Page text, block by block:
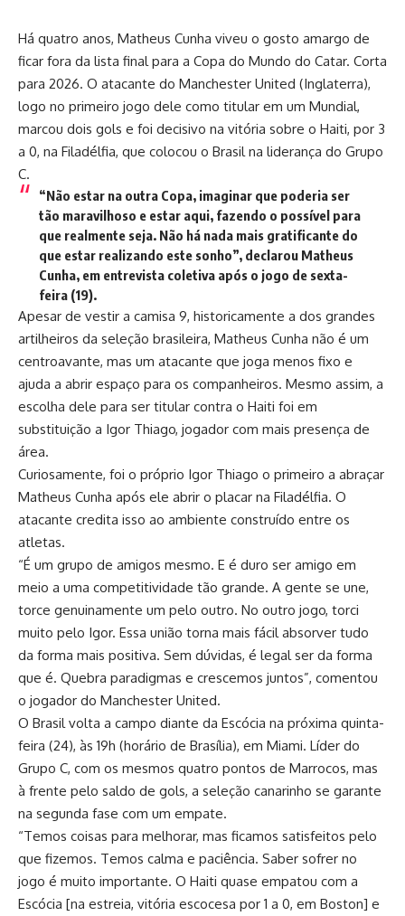
Há quatro anos, Matheus Cunha viveu o gosto amargo de
ficar fora da lista final para a Copa do Mundo do Catar. Corta
para 2026. O atacante do Manchester United (Inglaterra),
logo no primeiro jogo dele como titular em um Mundial,
marcou dois gols e foi decisivo na vitória sobre o Haiti, por 3
a 0, na Filadélfia, que colocou o Brasil na liderança do Grupo
C.
“Não estar na outra Copa, imaginar que poderia ser
tão maravilhoso e estar aqui, fazendo o possível para
que realmente seja. Não há nada mais gratificante do
que estar realizando este sonho”, declarou Matheus
Cunha, em entrevista coletiva após o jogo de sexta-
feira (19).
Apesar de vestir a camisa 9, historicamente a dos grandes
artilheiros da seleção brasileira, Matheus Cunha não é um
centroavante, mas um atacante que joga menos fixo e
ajuda a abrir espaço para os companheiros. Mesmo assim, a
escolha dele para ser titular contra o Haiti foi em
substituição a Igor Thiago, jogador com mais presença de
área.
Curiosamente, foi o próprio Igor Thiago o primeiro a abraçar
Matheus Cunha após ele abrir o placar na Filadélfia. O
atacante credita isso ao ambiente construído entre os
atletas.
“É um grupo de amigos mesmo. E é duro ser amigo em
meio a uma competitividade tão grande. A gente se une,
torce genuinamente um pelo outro. No outro jogo, torci
muito pelo Igor. Essa união torna mais fácil absorver tudo
da forma mais positiva. Sem dúvidas, é legal ser da forma
que é. Quebra paradigmas e crescemos juntos”, comentou
o jogador do Manchester United.
O Brasil volta a campo diante da Escócia na próxima quinta-
feira (24), às 19h (horário de Brasília), em Miami. Líder do
Grupo C, com os mesmos quatro pontos de Marrocos, mas
à frente pelo saldo de gols, a seleção canarinho se garante
na segunda fase com um empate.
“Temos coisas para melhorar, mas ficamos satisfeitos pelo
que fizemos. Temos calma e paciência. Saber sofrer no
jogo é muito importante. O Haiti quase empatou com a
Escócia [na estreia, vitória escocesa por 1 a 0, em Boston] e